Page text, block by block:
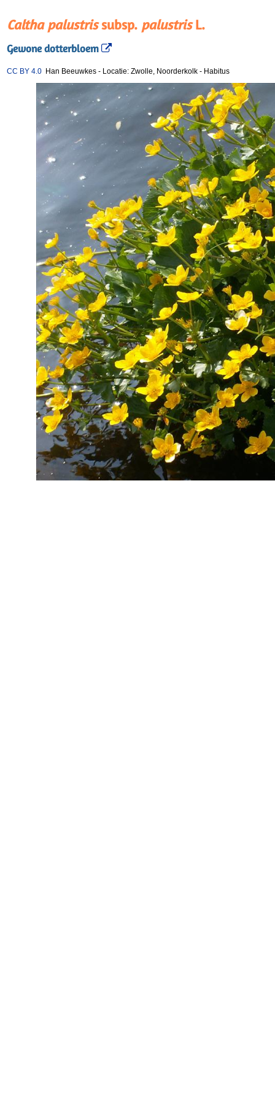
Caltha palustrissubsp. palustrisL.
Gewone dotterbloem
CC BY 4.0 Han Beeuwkes - Locatie: Zwolle, Noorderkolk - Habitus